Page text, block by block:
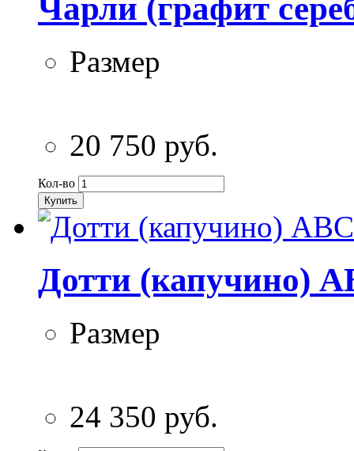
Чарли (графит
Размер
20 750 руб.
Кол-во
Купить
Дотти (капучино)
Размер
24 350 руб.